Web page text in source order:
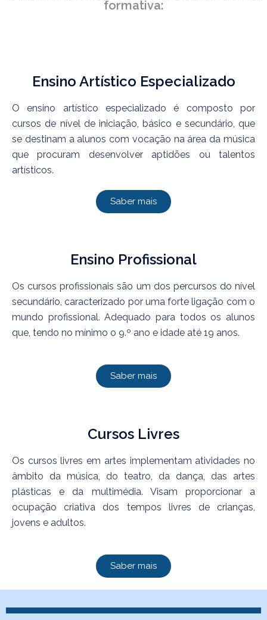
formativa:
Ensino Artístico Especializado
O ensino artístico especializado é composto por
cursos de nível de iniciação, básico e secundário, que
se destinam a alunos com vocação na área da música
que procuram desenvolver aptidões ou talentos
artísticos.
Saber mais
Ensino Profissional
Os cursos profissionais são um dos percursos do nível
secundário, caracterizado por uma forte ligação com o
mundo profissional. Adequado para todos os alunos
que, tendo no mínimo o 9.º ano e idade até 19 anos.
Saber mais
Cursos Livres
Os cursos livres em artes implementam atividades no
âmbito da música, do teatro, da dança, das artes
plásticas e da multimédia. Visam proporcionar a
ocupação criativa dos tempos livres de crianças,
jovens e adultos.
Saber mais